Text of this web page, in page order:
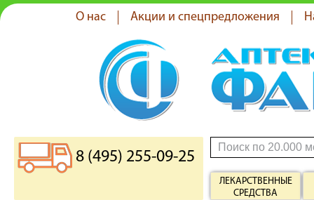
О нас Акции и спецпредложения
8 (495) 255-09-25
ЛЕКАРСТВЕННЫЕ
СРЕДСТВА